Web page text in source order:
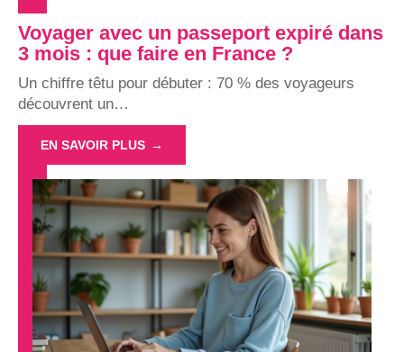
Voyager avec un passeport expiré dans
3 mois : que faire en France ?
Un chiffre têtu pour débuter : 70 % des voyageurs
découvrent un…
EN SAVOIR PLUS